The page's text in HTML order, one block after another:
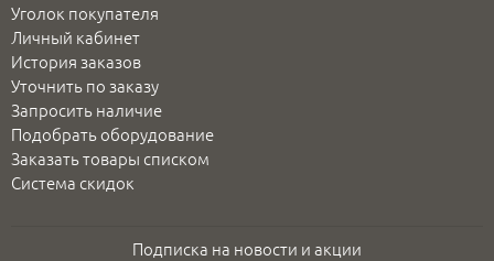
Уголок покупателя
Личный кабинет
История заказов
Уточнить по заказу
Запросить наличие
Подобрать оборудование
Заказать товары списком
Система скидок
Подписка на новости и акции